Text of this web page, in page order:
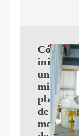
Cómo
iniciar
una
mini
planta
de
molino